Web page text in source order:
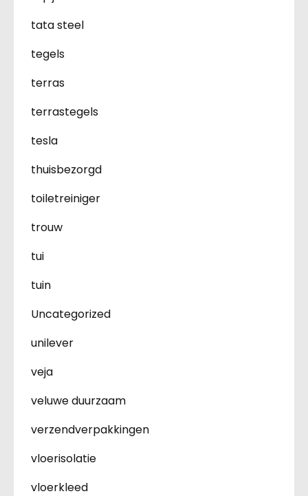
tata steel
tegels
terras
terrastegels
tesla
thuisbezorgd
toiletreiniger
trouw
tui
tuin
Uncategorized
unilever
veja
veluwe duurzaam
verzendverpakkingen
vloerisolatie
vloerkleed